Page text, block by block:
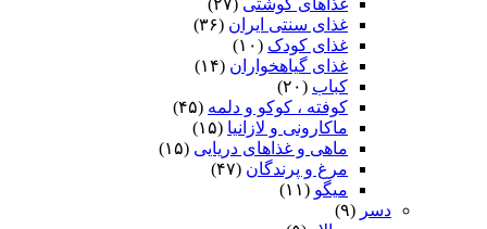
غذاهای گوشتی (۲۷)
غذای سنتی ایران (۳۶)
غذای کودک (۱۰)
غذای گیاهخواران (۱۴)
کباب (۲۰)
کوفته ، کوکو و دلمه (۴۵)
ماکارونی و لازانیا (۱۵)
ماهی و غذاهای دریایی (۱۵)
مرغ و پرندگان (۴۷)
میگو (۱۱)
دسر (۹)